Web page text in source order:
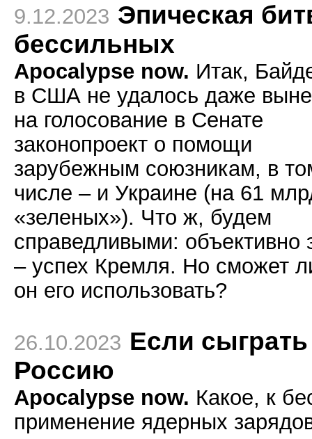
9.12.2023 Эпическая
бессильных
Apocalypse now. Итак,
в США не удалось даже
на голосование в Сенате
законопроект о помощи
зарубежным союзникам, в
числе – и Украине (на 61
«зеленых»). Что ж, будем
справедливыми: объективно
– успех Кремля. Но сможет
он его использовать?
26.10.2023 Если сыграть
Россию
Apocalypse now. Какое, к
применение ядерных